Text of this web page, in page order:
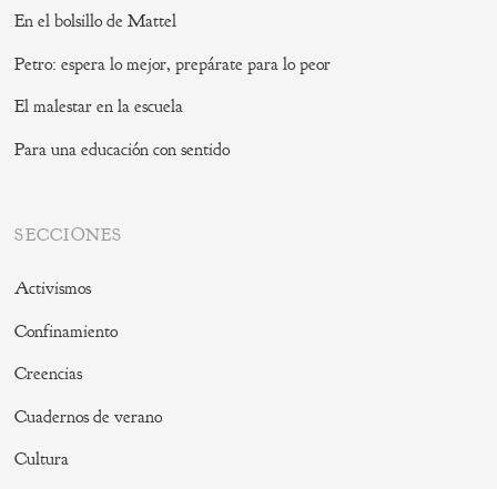
En el bolsillo de Mattel
Petro: espera lo mejor, prepárate para lo peor
El malestar en la escuela
Para una educación con sentido
SECCIONES
Activismos
Confinamiento
Creencias
Cuadernos de verano
Cultura